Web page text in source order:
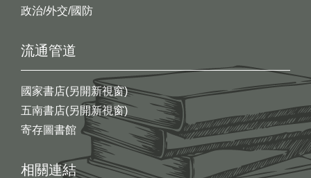
政治/外交/國防
流通管道
國家書店(另開新視窗)
五南書店(另開新視窗)
寄存圖書館
相關連結